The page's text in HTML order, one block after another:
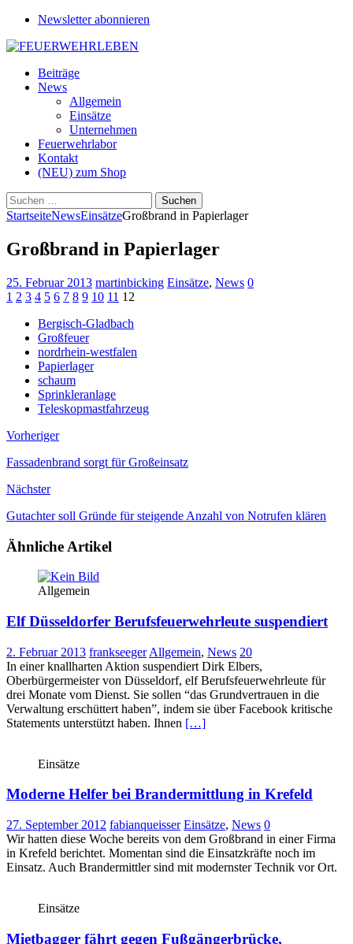
Newsletter abonnieren
Beiträge
News
Allgemein
Einsätze
Unternehmen
Feuerwehrlabor
Kontakt
(NEU) zum Shop
Suchen
nach:
StartseiteNewsEinsätzeGroßbrand in Papierlager
Großbrand in Papierlager
25. Februar 2013 martinbicking Einsätze, News 0
1 2 3 4 5 6 7 8 9 10 11 12
Bergisch-Gladbach
Großfeuer
nordrhein-westfalen
Papierlager
schaum
Sprinkleranlage
Teleskopmastfahrzeug
Vorheriger
Fassadenbrand sorgt für Großeinsatz
Nächster
Gutachter soll Gründe für steigende Anzahl von Notrufen klären
Ähnliche Artikel
Allgemein
Elf Düsseldorfer Berufsfeuerwehrleute suspendiert
2. Februar 2013 frankseeger Allgemein, News 20
In einer knallharten Aktion suspendiert Dirk Elbers,
Oberbürgermeister von Düsseldorf, elf Berufsfeuerwehrleute für
drei Monate vom Dienst. Sie sollen “das Grundvertrauen in die
Verwaltung erschüttert haben”, indem sie über Facebook kritische
Statements unterstützt haben. Ihnen […]
Einsätze
Moderne Helfer bei Brandermittlung in Krefeld
27. September 2012 fabianqueisser Einsätze, News 0
Wir hatten diese Woche bereits von dem Großbrand in einer Firma
in Krefeld berichtet. Momentan sind die Einsatzkräfte noch im
Einsatz. Auch Brandermittler sind mit modernster Technik vor Ort.
Einsätze
Mietbagger fährt gegen Fußgängerbrücke,